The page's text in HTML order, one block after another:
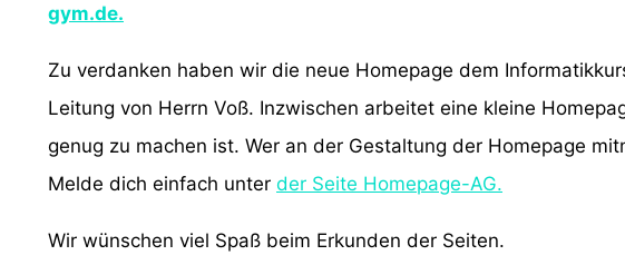
gym.de.
Zu verdanken haben wir die neue Homepage dem
Leitung von Herrn Voß. Inzwischen arbeitet eine kleine
genug zu machen ist. Wer an der Gestaltung der Homepage
Melde dich einfach unter der Seite Homepage-AG.
Wir wünschen viel Spaß beim Erkunden der Seiten.